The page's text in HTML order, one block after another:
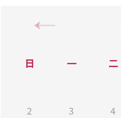
日 一 二
2
3 4